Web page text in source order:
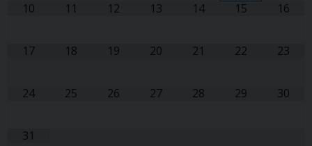
10 11 12 13 14 15 16
17 18 19 20 21 22 23
24 25 26 27 28 29 30
31